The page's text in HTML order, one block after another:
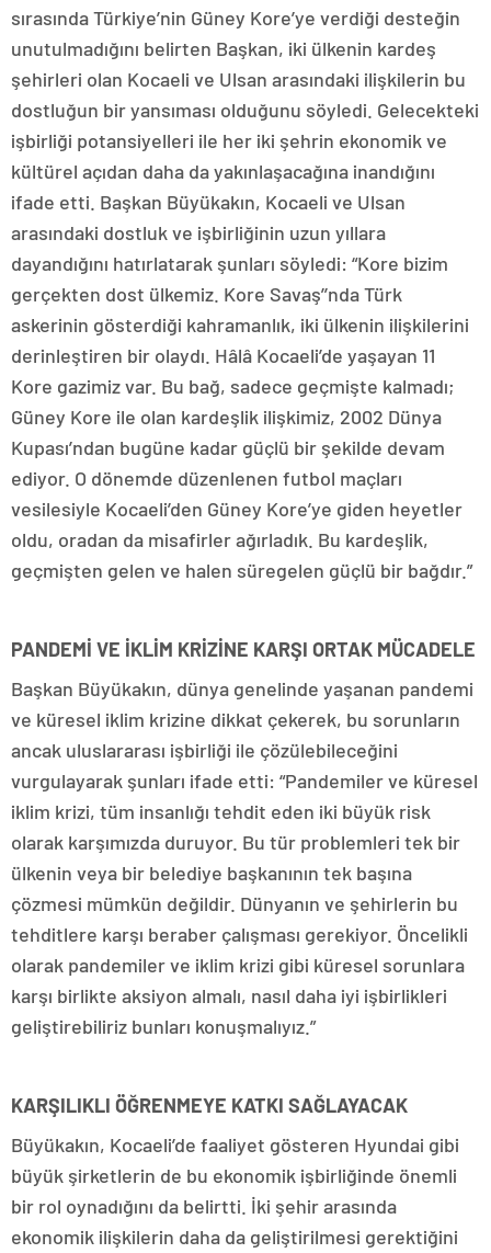
sırasında Türkiye’nin Güney Kore’ye verdiği desteğin
unutulmadığını belirten Başkan, iki ülkenin kardeş
şehirleri olan Kocaeli ve Ulsan arasındaki ilişkilerin bu
dostluğun bir yansıması olduğunu söyledi. Gelecekteki
işbirliği potansiyelleri ile her iki şehrin ekonomik ve
kültürel açıdan daha da yakınlaşacağına inandığını
ifade etti. Başkan Büyükakın, Kocaeli ve Ulsan
arasındaki dostluk ve işbirliğinin uzun yıllara
dayandığını hatırlatarak şunları söyledi: “Kore bizim
gerçekten dost ülkemiz. Kore Savaş’’nda Türk
askerinin gösterdiği kahramanlık, iki ülkenin ilişkilerini
derinleştiren bir olaydı. Hâlâ Kocaeli’de yaşayan 11
Kore gazimiz var. Bu bağ, sadece geçmişte kalmadı;
Güney Kore ile olan kardeşlik ilişkimiz, 2002 Dünya
Kupası’ndan bugüne kadar güçlü bir şekilde devam
ediyor. O dönemde düzenlenen futbol maçları
vesilesiyle Kocaeli’den Güney Kore’ye giden heyetler
oldu, oradan da misafirler ağırladık. Bu kardeşlik,
geçmişten gelen ve halen süregelen güçlü bir bağdır.”
PANDEMİ VE İKLİM KRİZİNE KARŞI ORTAK MÜCADELE
Başkan Büyükakın, dünya genelinde yaşanan pandemi
ve küresel iklim krizine dikkat çekerek, bu sorunların
ancak uluslararası işbirliği ile çözülebileceğini
vurgulayarak şunları ifade etti: “Pandemiler ve küresel
iklim krizi, tüm insanlığı tehdit eden iki büyük risk
olarak karşımızda duruyor. Bu tür problemleri tek bir
ülkenin veya bir belediye başkanının tek başına
çözmesi mümkün değildir. Dünyanın ve şehirlerin bu
tehditlere karşı beraber çalışması gerekiyor. Öncelikli
olarak pandemiler ve iklim krizi gibi küresel sorunlara
karşı birlikte aksiyon almalı, nasıl daha iyi işbirlikleri
geliştirebiliriz bunları konuşmalıyız.”
KARŞILIKLI ÖĞRENMEYE KATKI SAĞLAYACAK
Büyükakın, Kocaeli’de faaliyet gösteren Hyundai gibi
büyük şirketlerin de bu ekonomik işbirliğinde önemli
bir rol oynadığını da belirtti. İki şehir arasında
ekonomik ilişkilerin daha da geliştirilmesi gerektiğini